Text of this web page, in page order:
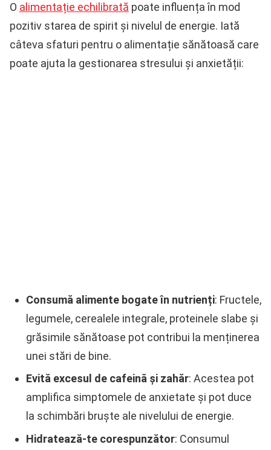
O alimentație echilibrată poate influența în mod
pozitiv starea de spirit și nivelul de energie. Iată
câteva sfaturi pentru o alimentație sănătoasă care
poate ajuta la gestionarea stresului și anxietății:
Consumă alimente bogate în nutrienți: Fructele,
legumele, cerealele integrale, proteinele slabe și
grăsimile sănătoase pot contribui la menținerea
unei stări de bine.
Evită excesul de cafeină și zahăr: Acestea pot
amplifica simptomele de anxietate și pot duce
la schimbări bruște ale nivelului de energie.
Hidratează-te corespunzător: Consumul